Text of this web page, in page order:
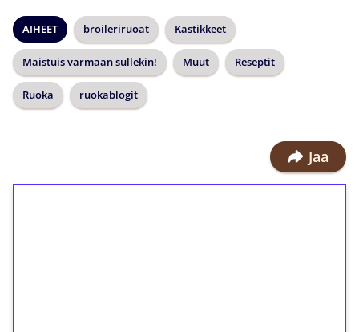
AIHEET broileriruoat Kastikkeet
Maistuis varmaan sullekin! Muut Reseptit
Ruoka ruokablogit
Jaa